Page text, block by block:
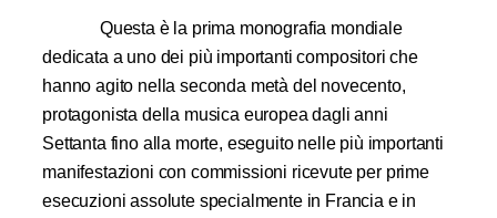
Questa è la prima monografia mondiale
dedicata a uno dei più importanti compositori che
hanno agito nella seconda metà del novecento,
protagonista della musica europea dagli anni
Settanta fino alla morte, eseguito nelle più importanti
manifestazioni con commissioni ricevute per prime
esecuzioni assolute specialmente in Francia e in